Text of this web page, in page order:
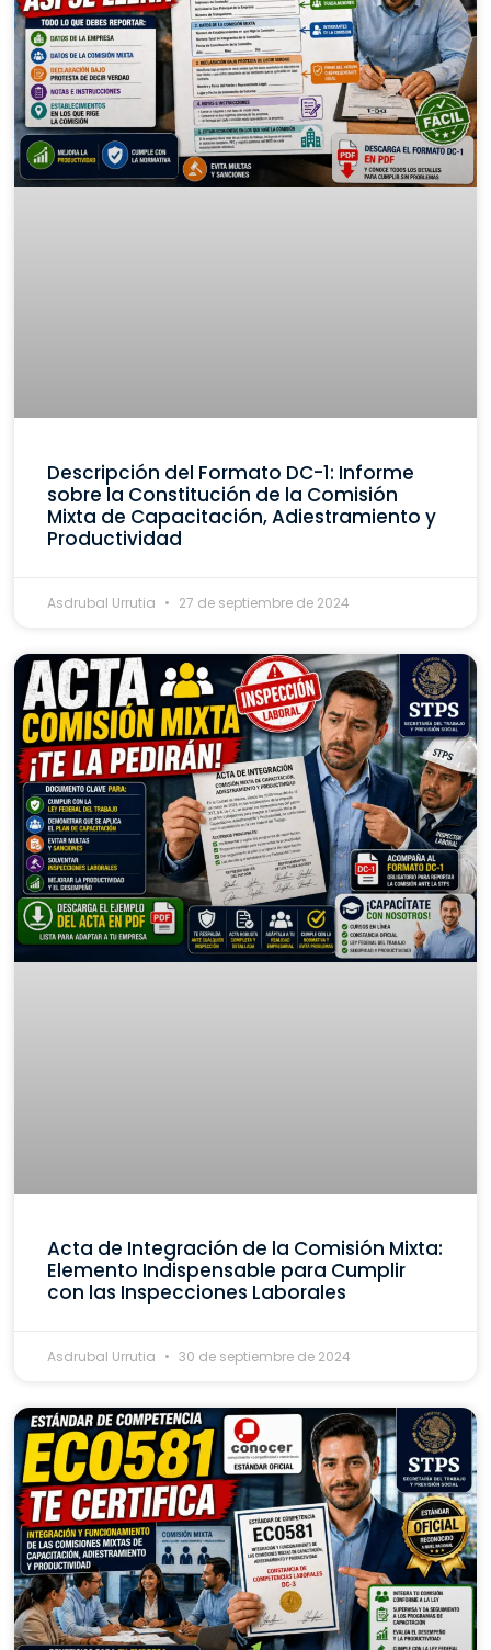
Descripción del Formato DC-1: Informe
sobre la Constitución de la Comisión
Mixta de Capacitación, Adiestramiento y
Productividad
Asdrubal Urrutia 27 de septiembre de 2024
Acta de Integración de la Comisión Mixta:
Elemento Indispensable para Cumplir
con las Inspecciones Laborales
Asdrubal Urrutia 30 de septiembre de 2024